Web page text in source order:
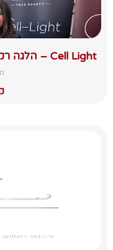
Cell Light – הלגה רקנטי הטיפול הרגנטיבי החדש !